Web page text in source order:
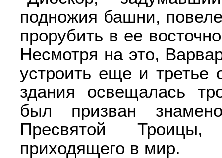
подножия башни,
прорубить в ее
Несмотря на это,
устроить еще и третье
здания освещалась
был призван
Пресвятой
приходящего в мир.